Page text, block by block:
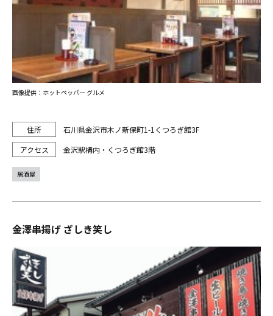
石川県金沢市木ノ新保町1-1くつろぎ館3F
金沢駅構内・くつろぎ館3階
画像提供：ホットペッパー グルメ
居酒屋
金澤串揚げ ざしき笑し